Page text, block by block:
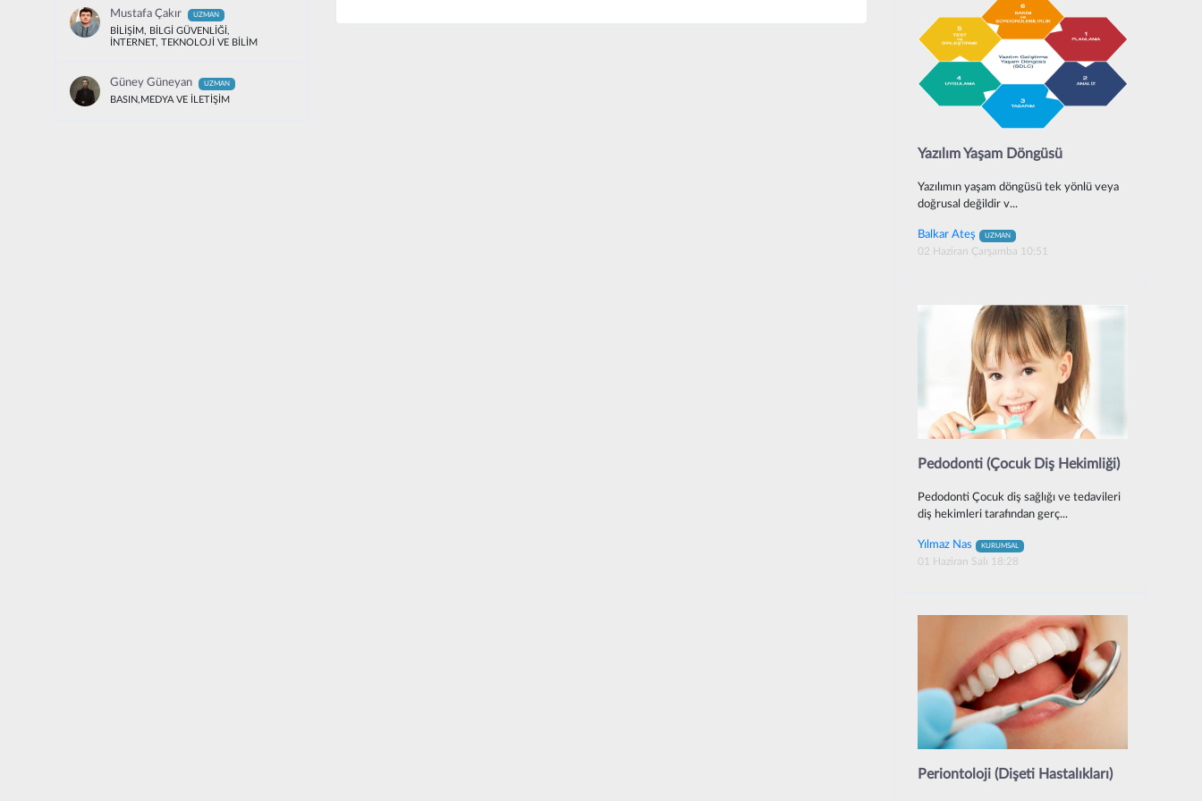
Mustafa Çakır UZMAN
BİLİŞİM, BİLGİ GÜVENLİĞİ,
İNTERNET, TEKNOLOJİ VE BİLİM
Güney Güneyan UZMAN
BASIN,MEDYA VE İLETİŞİM
Yazılım Yaşam Döngüsü
Yazılımın yaşam döngüsü tek yönlü veya
doğrusal değildir v...
Balkar Ateş UZMAN
02 Haziran Çarşamba 10:51
Pedodonti (Çocuk Diş Hekimliği)
Pedodonti Çocuk diş sağlığı ve tedavileri
diş hekimleri tarafından gerç...
Yılmaz Nas KURUMSAL
01 Haziran Salı 18:28
Periontoloji (Dişeti Hastalıkları)